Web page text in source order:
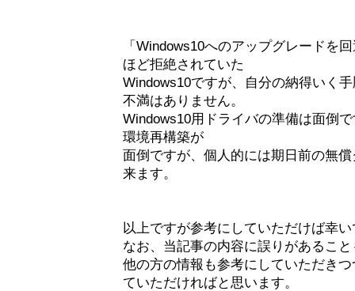
「Windows10へのアップグレードを
ほど拒絶されていた
Windows10ですが、自分の納得いく
不満はありません。
Windows10用ドライバの準備は面倒
環境再構築が
面倒ですが、個人的には期日前の無
来ます。
以上ですが参考にしていただけば幸
なお、当記事の内容に誤りがあるこ
他の方の情報も参考にしていただき
ていただければと思います。